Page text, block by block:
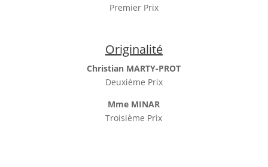
Premier Prix
Originalité
Christian MARTY-PROT
Deuxième Prix
Mme MINAR
Troisième Prix